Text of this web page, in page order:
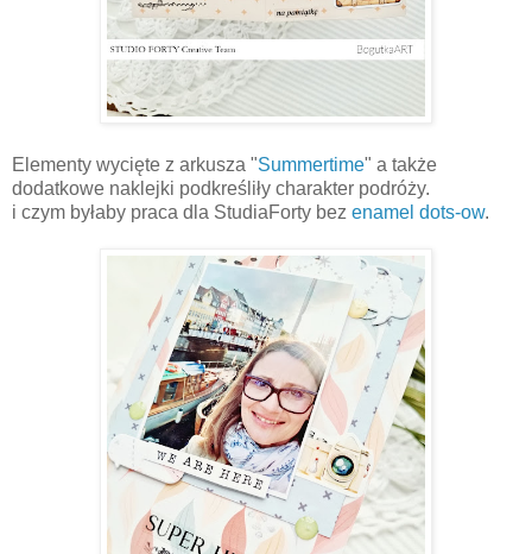
Elementy wycięte z arkusza "Summertime" a także
dodatkowe naklejki podkreśliły charakter podróży.
i czym byłaby praca dla StudiaForty bez enamel dots-ow.